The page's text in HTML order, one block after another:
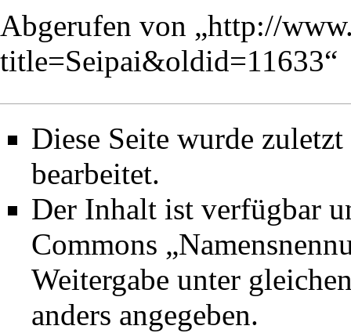
Abgerufen von „http://
title=Seipai&oldid=11633“
Diese Seite wurde
bearbeitet.
Der Inhalt ist verfügbar
Commons
Weitergabe unter
anders angegeben.